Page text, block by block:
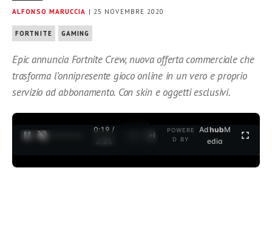
ALFONSO MARUCCIA | 25 NOVEMBRE 2020
FORTNITE GAMING
Epic annuncia Fortnite Crew, nuova offerta commerciale che
trasforma l’onnipresente gioco online in un vero e proprio
servizio ad abbonamento. Con skin e oggetti esclusivi.
0:19 /
3:35
POWERE
D BY
AdhubM
edia